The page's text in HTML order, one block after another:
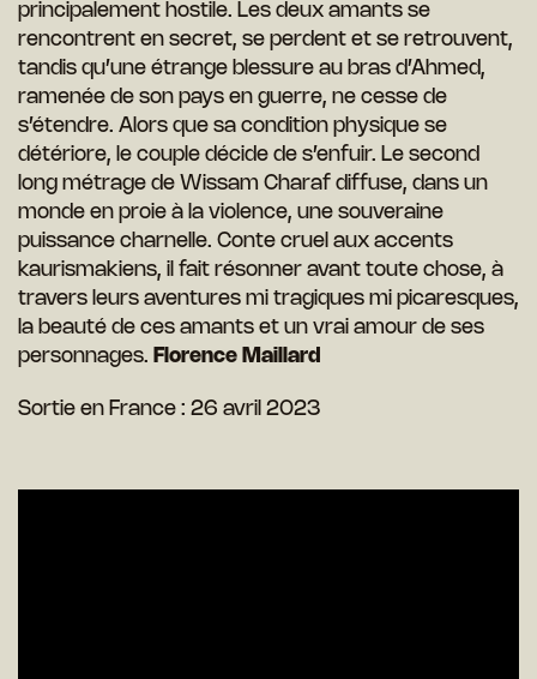
principalement hostile. Les deux amants se
rencontrent en secret, se perdent et se retrouvent,
tandis qu’une étrange blessure au bras d’Ahmed,
ramenée de son pays en guerre, ne cesse de
s’étendre. Alors que sa condition physique se
détériore, le couple décide de s’enfuir. Le second
long métrage de Wissam Charaf diffuse, dans un
monde en proie à la violence, une souveraine
puissance charnelle. Conte cruel aux accents
kaurismakiens, il fait résonner avant toute chose, à
travers leurs aventures mi tragiques mi picaresques,
la beauté de ces amants et un vrai amour de ses
personnages. Florence Maillard
Sortie en France : 26 avril 2023